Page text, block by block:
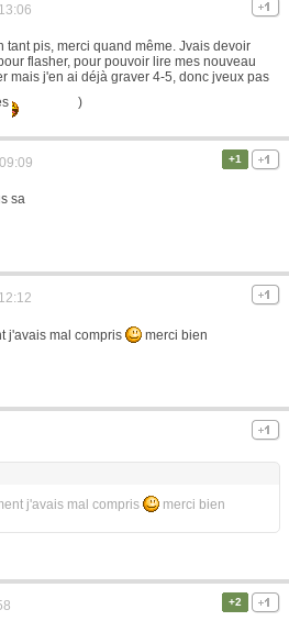
tant pis, merci quand même. Jvais devoir
flasher, pour pouvoir lire mes nouveau
mais j'en ai déjà graver 4-5, donc jveux pas
)
+1
sa
j'avais mal compris merci bien
j'avais mal compris merci bien
+2